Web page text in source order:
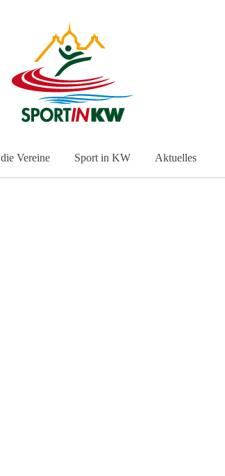
die Vereine Sport in KW Aktuelles